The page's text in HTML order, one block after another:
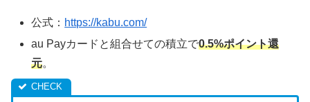
公式： https://kabu.com/
au Payカードと組合せての積立で0.5%ポイント還
元。